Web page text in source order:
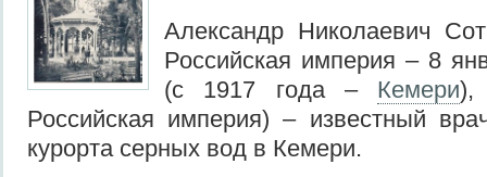
Александр Николаевич
Российская империя – 8
(с 1917 года – Кемери),
Российская империя) – известный
курорта серных вод в Кемери.